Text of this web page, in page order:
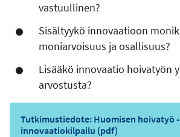
vastuullinen?
Sisältyykö innovaatioon
moniarvoisuus ja osallisuus?
Lisääkö innovaatio hoivatyön
arvostusta?
Tutkimustiedote: Huomisen hoivatyö -
innovaatiokilpailu (pdf)